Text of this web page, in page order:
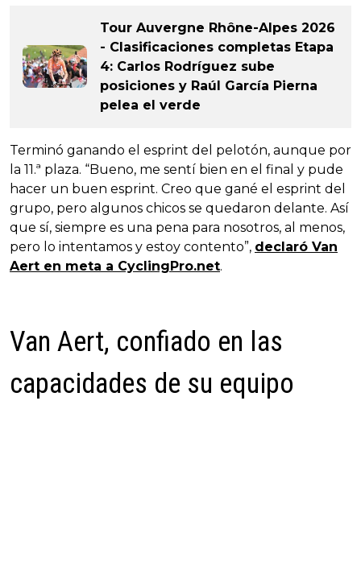
Tour Auvergne Rhône-Alpes 2026
- Clasificaciones completas Etapa
4: Carlos Rodríguez sube
posiciones y Raúl García Pierna
pelea el verde
Terminó ganando el esprint del pelotón, aunque por
la 11.ª plaza. “Bueno, me sentí bien en el final y pude
hacer un buen esprint. Creo que gané el esprint del
grupo, pero algunos chicos se quedaron delante. Así
que sí, siempre es una pena para nosotros, al menos,
pero lo intentamos y estoy contento”, declaró Van
Aert en meta a CyclingPro.net.
Van Aert, confiado en las
capacidades de su equipo